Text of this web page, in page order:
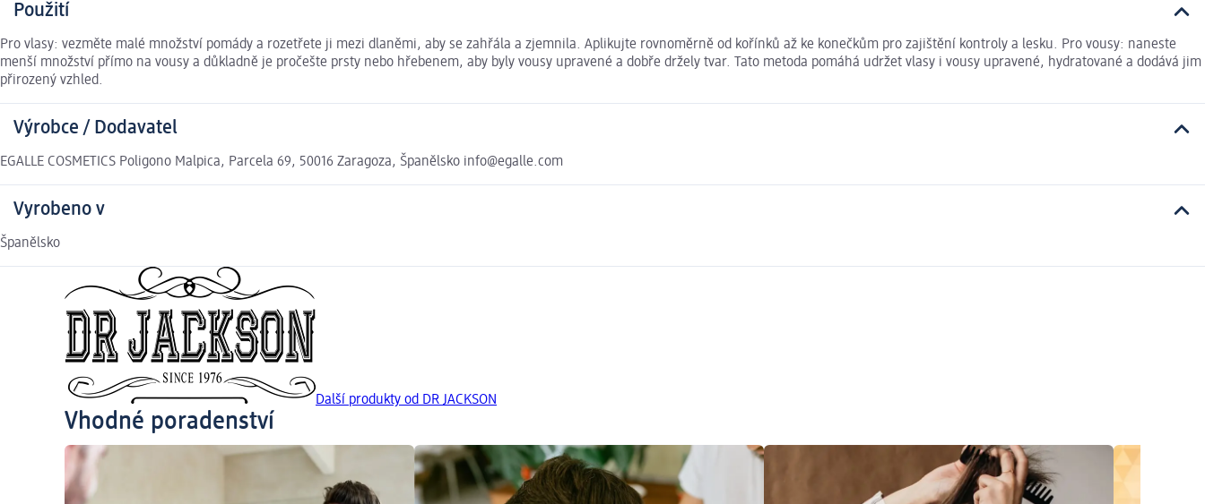
Použití
Pro vlasy: vezměte malé množství pomády a rozetřete ji mezi dlaněmi, aby se zahřála a zjemnila. Aplikujte rovnoměrně od kořínků až ke konečkům pro zajištění kontroly a lesku. Pro vousy: naneste
menší množství přímo na vousy a důkladně je pročešte prsty nebo hřebenem, aby byly vousy upravené a dobře držely tvar. Tato metoda pomáhá udržet vlasy i vousy upravené, hydratované a dodává jim
přirozený vzhled.
Výrobce / Dodavatel
EGALLE COSMETICS Poligono Malpica, Parcela 69, 50016 Zaragoza, Španělsko info@egalle.com
Vyrobeno v
Španělsko
Další produkty od DR JACKSON
Vhodné poradenství